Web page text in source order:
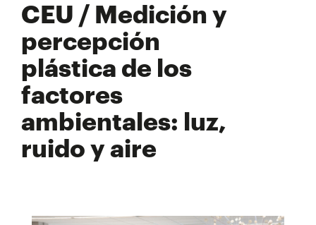
CEU / Medición y
percepción
plástica de los
factores
ambientales: luz,
ruido y aire